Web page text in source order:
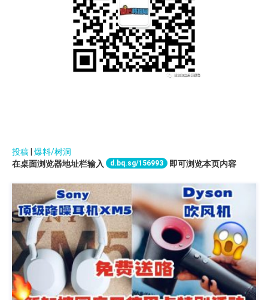
投稿 爆料/树洞
在桌面浏览器地址栏输入
d.bq.sg/156993 即可浏览本页内容